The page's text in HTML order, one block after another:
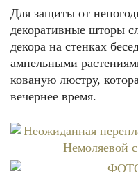
Для защиты от
декоративные шторы
декора на стенках
ампельными
кованую люстру,
вечернее время.